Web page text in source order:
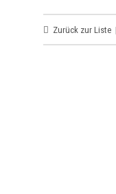
Zurück zur Liste